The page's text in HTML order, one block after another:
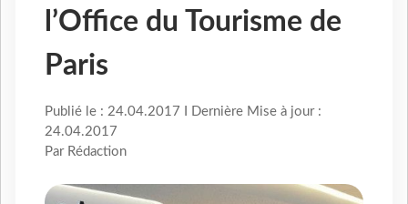
l’Office du Tourisme de
Paris
Publié le : 24.04.2017 I Dernière Mise à jour :
24.04.2017
Par Rédaction